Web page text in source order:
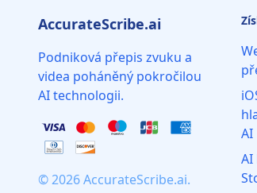
AccurateScribe.ai
Podniková přepis zvuku a
videa poháněný pokročilou
AI technologii.
© 2026 AccurateScribe.ai.
AI
AI